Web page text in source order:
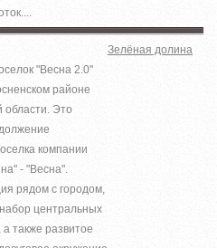
"Весна 2.0"
районе
области. Это
компании
- "Весна".
рядом с городом,
центральных
также развитое
Зелёная долина